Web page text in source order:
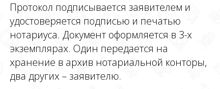
Протокол подписывается заявителем и
удостоверяется подписью и печатью
нотариуса. Документ оформляется в 3-х
экземплярах. Один передается на
хранение в архив нотариальной конторы,
два других – заявителю.